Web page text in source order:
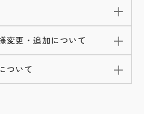
変更・追加について
ついて